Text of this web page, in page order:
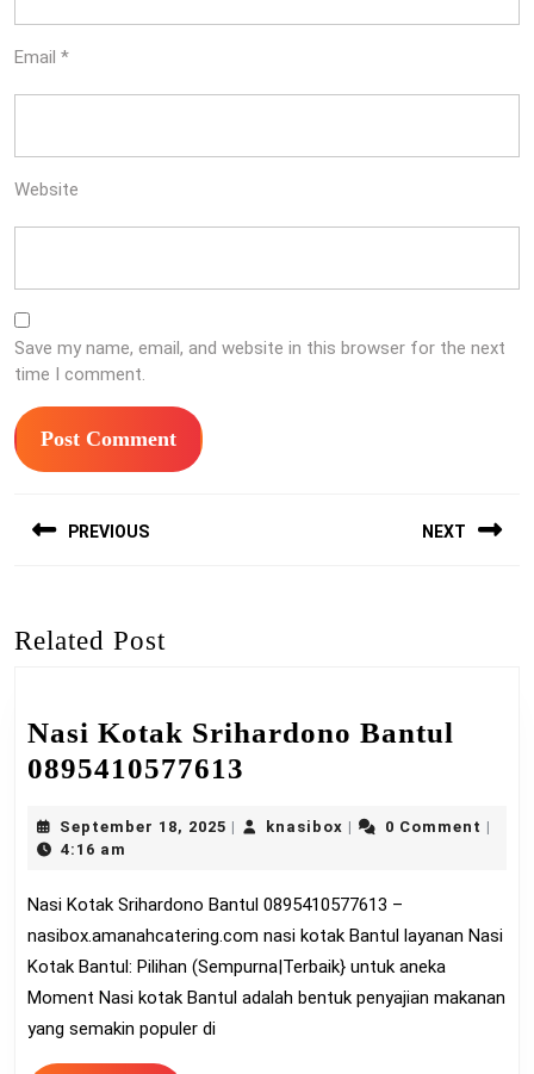
Email *
Website
Save my name, email, and website in this browser for the next
time I comment.
navigation
PREVIOUS NEXT
Related Post
Nasi Kotak Srihardono Bantul
0895410577613
Srihardono
0895410577613
September 18, 2025 September
| knasiboxknasibox
| 0 Comment |
4:16 am
Nasi Kotak Srihardono Bantul 0895410577613 –
nasibox.amanahcatering.com nasi kotak Bantul layanan Nasi
Kotak Bantul: Pilihan (Sempurna|Terbaik} untuk aneka
Moment Nasi kotak Bantul adalah bentuk penyajian makanan
yang semakin populer di